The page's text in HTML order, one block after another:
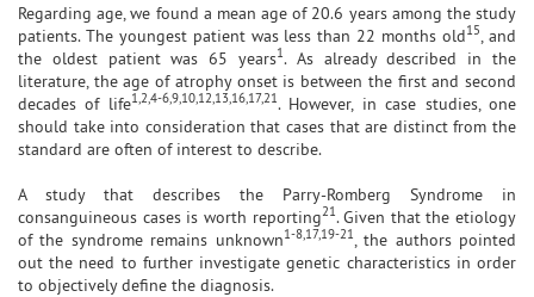
Regarding age, we found a mean age of 20.6 years among the study
patients. The youngest patient was less than 22 months old15, and
the oldest patient was 65 years1. As already described in the
literature, the age of atrophy onset is between the first and second
decades of life1,2,4-6,9,10,12,13,16,17,21. However, in case studies, one
should take into consideration that cases that are distinct from the
standard are often of interest to describe.
A study that describes the Parry-Romberg Syndrome in
consanguineous cases is worth reporting21. Given that the etiology
of the syndrome remains unknown1-8,17,19-21, the authors pointed
out the need to further investigate genetic characteristics in order
to objectively define the diagnosis.